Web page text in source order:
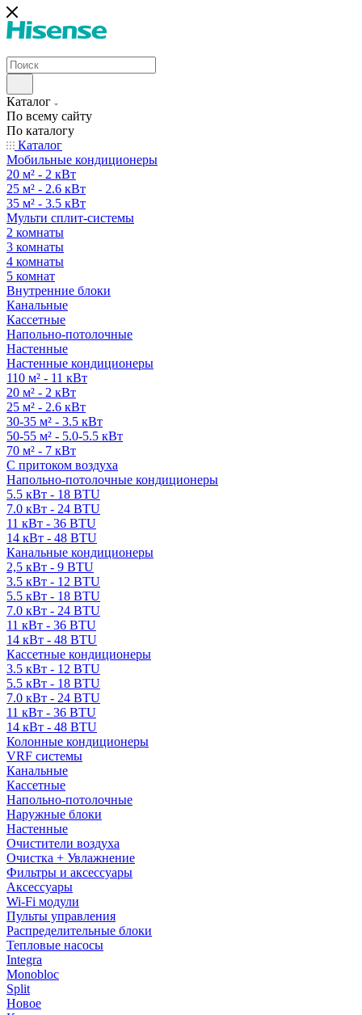
Каталог
По всему сайту
По каталогу
Каталог
Мобильные кондиционеры
20 м² - 2 кВт
25 м² - 2.6 кВт
35 м² - 3.5 кВт
Мульти сплит-системы
2 комнаты
3 комнаты
4 комнаты
5 комнат
Внутренние блоки
Канальные
Кассетные
Напольно-потолочные
Настенные
Настенные кондиционеры
110 м² - 11 кВт
20 м² - 2 кВт
25 м² - 2.6 кВт
30-35 м² - 3.5 кВт
50-55 м² - 5.0-5.5 кВт
70 м² - 7 кВт
С притоком воздуха
Напольно-потолочные кондиционеры
5.5 кВт - 18 BTU
7.0 кВт - 24 BTU
11 кВт - 36 BTU
14 кВт - 48 BTU
Канальные кондиционеры
2,5 кВт - 9 BTU
3.5 кВт - 12 BTU
5.5 кВт - 18 BTU
7.0 кВт - 24 BTU
11 кВт - 36 BTU
14 кВт - 48 BTU
Кассетные кондиционеры
3.5 кВт - 12 BTU
5.5 кВт - 18 BTU
7.0 кВт - 24 BTU
11 кВт - 36 BTU
14 кВт - 48 BTU
Колонные кондиционеры
VRF системы
Канальные
Кассетные
Напольно-потолочные
Наружные блоки
Настенные
Очистители воздуха
Очистка + Увлажнение
Фильтры и аксессуары
Аксессуары
Wi-Fi модули
Пульты управления
Распределительные блоки
Тепловые насосы
Integra
Monobloc
Split
Новое